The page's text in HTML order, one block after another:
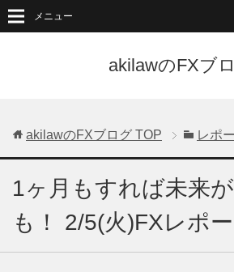
akilawのFXブ
メニュー
akilawのFXブログ TOP レポ
1ヶ月もすれば未来
も！ 2/5(火)FXレポー